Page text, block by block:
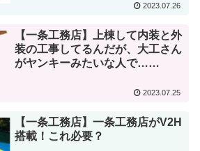
2023.07.26
【一条工務店】上棟して内装と外
装の工事してるんだが、大工さん
がヤンキーみたいな人で……
2023.07.25
【一条工務店】一条工務店がV2H
搭載！これ必要？